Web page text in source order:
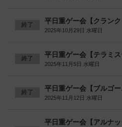
終了 平日重ゲー会【クランク
2025年10月29日 水曜日
終了 平日重ゲー会【テラミス
2025年11月5日 水曜日
終了 平日重ゲー会【ブルゴー
2025年11月12日 水曜日
平日重ゲー会【アルナ